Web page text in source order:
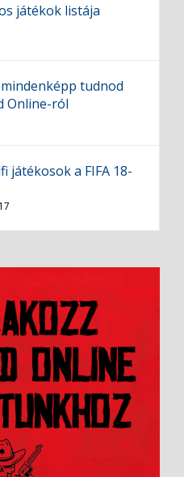
játékok listája
tudnod
Online-ról
játékosok a FIFA 18-